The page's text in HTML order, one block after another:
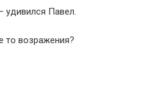
Павел.
то возражения?